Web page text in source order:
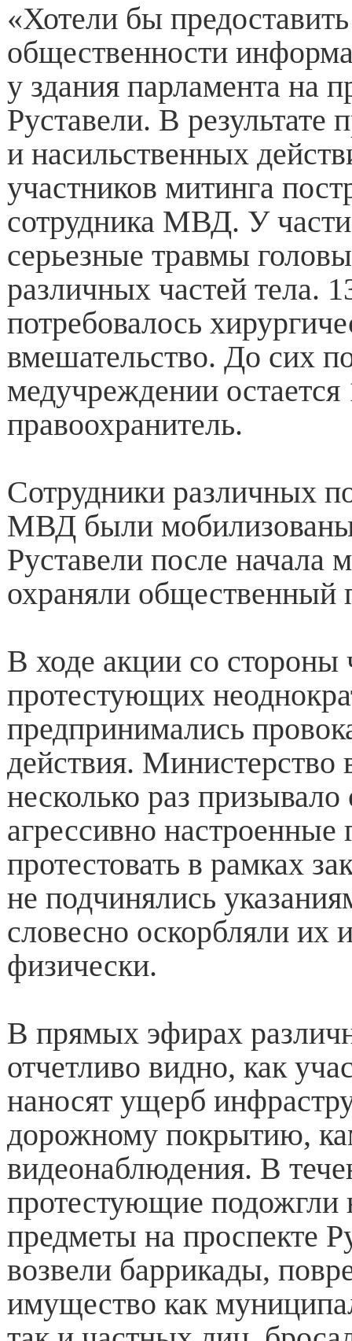
«Хотели бы предоставить
общественности
у здания парламента на
Руставели. В результате
и насильственных
участников митинга
сотрудника МВД. У
серьезные травмы
различных частей тела.
потребовалось
вмешательство. До сих
медучреждении остается
правоохранитель.
Сотрудники различных
МВД были мобилизованы
Руставели после начала
охраняли общественный
В ходе акции со стороны
протестующих
предпринимались
действия. Министерство
несколько раз призывало
агрессивно настроенные
протестовать в рамках
не подчинялись
словесно оскорбляли их
физически.
В прямых эфирах
отчетливо видно, как
наносят ущерб
дорожному покрытию,
видеонаблюдения. В
протестующие подожгли
предметы на проспекте
возвели баррикады,
имущество как